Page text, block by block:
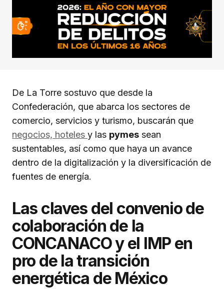
De La Torre sostuvo que desde la
Confederación, que abarca los sectores de
comercio, servicios y turismo, buscarán que
negocios, hoteles y las pymes sean
sustentables, así como que haya un avance
dentro de la digitalización y la diversificación de
fuentes de energía.
Las claves del convenio de
colaboración de la
CONCANACO y el IMP en
pro de la transición
energética de México